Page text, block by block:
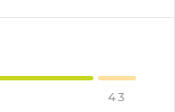
43